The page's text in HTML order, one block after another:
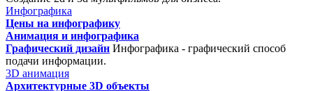
Инфографика
Цены на инфографику
Анимация и инфографика
Графический дизайн Инфографика - графический способ
подачи информации.
3D анимация
Архитектурные 3D объекты